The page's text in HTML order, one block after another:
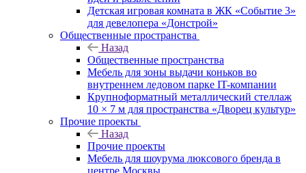
Детская игровая комната в ЖК «Событие 3»
для девелопера «Донстрой»
Общественные пространства
Назад
Общественные пространства
Мебель для зоны выдачи коньков во
внутреннем ледовом парке IT-компании
Крупноформатный металлический стеллаж
10 × 7 м для пространства «Дворец культур»
Прочие проекты
Назад
Прочие проекты
Мебель для шоурума люксового бренда в
центре Москвы